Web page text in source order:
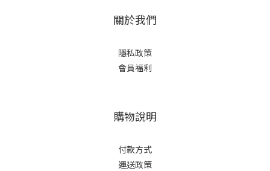
關於我們
隱私政策
會員福利
購物說明
付款方式
運送政策